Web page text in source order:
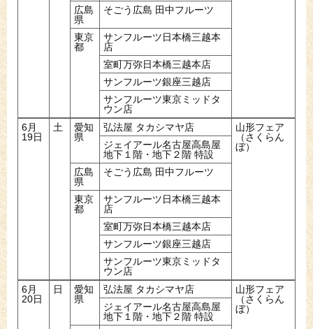
広島
県
そごう広島 田中フルーツ
東京
都
サンフルーツ日本橋三越本
店
室町万弥日本橋三越本店
サンフルーツ銀座三越店
サンフルーツ東京ミッドタ
ウン店
6月
19日
土
愛知
県
弘法屋 タカシマヤ店
山形フェア
（さくらん
ぼ）
ジェイアール名古屋高島屋
地下１階・地下２階 特設
広島
県
そごう広島 田中フルーツ
東京
都
サンフルーツ日本橋三越本
店
室町万弥日本橋三越本店
サンフルーツ銀座三越店
サンフルーツ東京ミッドタ
ウン店
6月
20日
日
愛知
県
弘法屋 タカシマヤ店
山形フェア
（さくらん
ぼ）
ジェイアール名古屋高島屋
地下１階・地下２階 特設